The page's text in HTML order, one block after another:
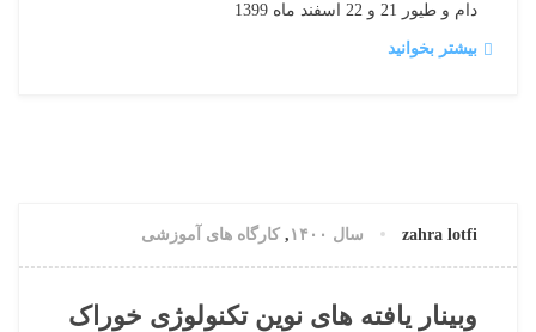
دام و طیور 21 و 22 اسفند ماه 1399
بیشتر بخوانید
zahra lotfi سال ۱۴۰۰ , کارگاه های آموزشی
وبینار یافته های نوین تکنولوژی خوراک